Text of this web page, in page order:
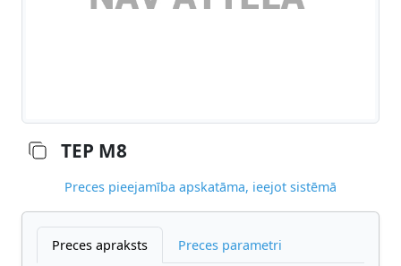
TEP M8
Preces pieejamība apskatāma, ieejot sistēmā
Preces apraksts Preces parametri